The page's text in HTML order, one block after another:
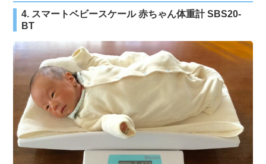
4. スマートベビースケール 赤ちゃん体重計 SBS20-
BT